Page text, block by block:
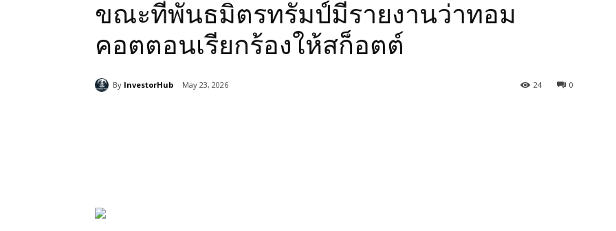
ขณะที่พันธมิตรทรัมป์มีรายงานว่าทอม
คอตตอนเรียกร้องให้สก็อตต์
By InvestorHub May 23, 2026 0
24